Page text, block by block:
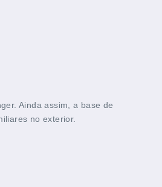
Ainda assim, a base de
no exterior.